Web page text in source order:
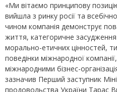
«Ми вітаємо принципову
вийшла з ринку росії та
чином компанія демонструє
життя, категоричне
морально-етичних цінностей,
поведінки міжнародної
міжнародними бізнес-
зазначив Перший заступник
продовольства України Тарас